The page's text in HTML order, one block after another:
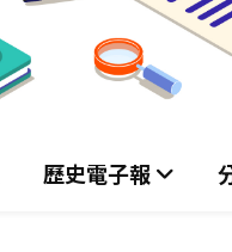
歷史電子報